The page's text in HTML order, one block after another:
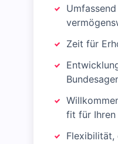
Zeit für
fit für Ihren
Flexibilität,